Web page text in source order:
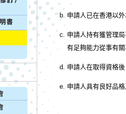
申請人已在香港以
申請人持有獲管理
有足夠能力從事有
申請人在取得資格
申請人具有良好品